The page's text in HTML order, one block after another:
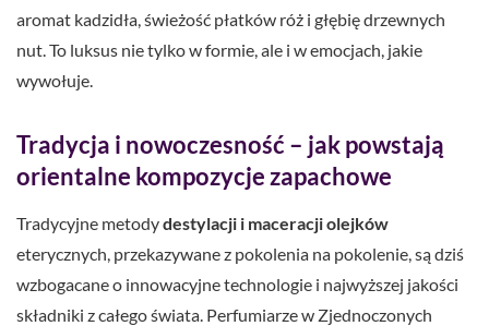
aromat kadzidła, świeżość płatków róż i głębię drzewnych
nut. To luksus nie tylko w formie, ale i w emocjach, jakie
wywołuje.
Tradycja i nowoczesność – jak powstają
orientalne kompozycje zapachowe
Tradycyjne metodydestylacji i maceracji olejków
eterycznych, przekazywane z pokolenia na pokolenie, są dziś
wzbogacane o innowacyjne technologie i najwyższej jakości
składniki z całego świata. Perfumiarze w Zjednoczonych